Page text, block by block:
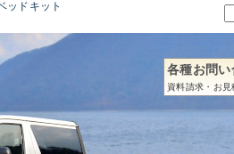
ッドキット
各種お問い
資料請求・お